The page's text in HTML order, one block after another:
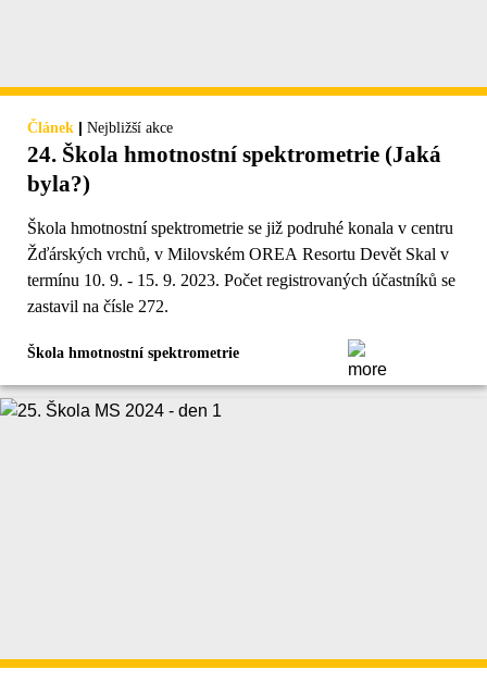
Článek | Nejbližší akce
24. Škola hmotnostní spektrometrie (Jaká
byla?)
Škola hmotnostní spektrometrie se již podruhé konala v centru
Žďárských vrchů, v Milovském OREA Resortu Devět Skal v
termínu 10. 9. - 15. 9. 2023. Počet registrovaných účastníků se
zastavil na čísle 272.
Škola hmotnostní spektrometrie